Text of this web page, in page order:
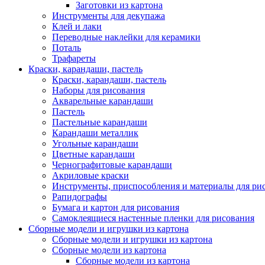
Заготовки из картона
Инструменты для декупажа
Клей и лаки
Переводные наклейки для керамики
Поталь
Трафареты
Краски, карандаши, пастель
Краски, карандаши, пастель
Наборы для рисования
Акварельные карандаши
Пастель
Пастельные карандаши
Карандаши металлик
Угольные карандаши
Цветные карандаши
Чернографитовые карандаши
Акриловые краски
Инструменты, приспособления и материалы для
Рапидографы
Бумага и картон для рисования
Самоклеящиеся настенные пленки для рисования
Сборные модели и игрушки из картона
Сборные модели и игрушки из картона
Сборные модели из картона
Сборные модели из картона